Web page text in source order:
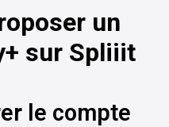
un
sur Spliiit
le compte